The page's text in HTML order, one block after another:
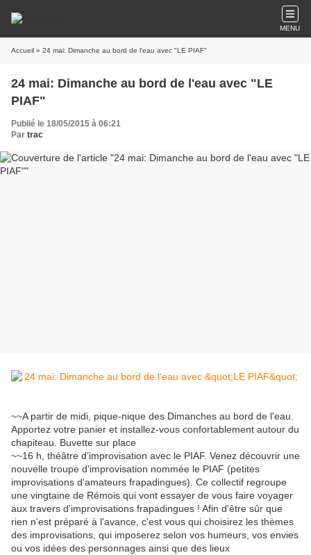
MENU
Accueil » 24 mai: Dimanche au bord de l'eau avec "LE PIAF"
24 mai: Dimanche au bord de l'eau avec "LE
PIAF"
Publié le 18/05/2015 à 06:21
Par trac
~~A partir de midi, pique-nique des Dimanches au bord de l'eau.
Apportez votre panier et installez-vous confortablement autour du
chapiteau. Buvette sur place
~~16 h, théâtre d’improvisation avec le PIAF. Venez découvrir une
nouvelle troupe d'improvisation nommée le PIAF (petites
improvisations d'amateurs frapadingues). Ce collectif regroupe
une vingtaine de Rémois qui vont essayer de vous faire voyager
aux travers d'improvisations frapadingues ! Afin d'être sûr que
rien n'est préparé à l'avance, c'est vous qui choisirez les thèmes
des improvisations, qui imposerez selon vos humeurs, vos envies
ou vos idées des personnages ainsi que des lieux